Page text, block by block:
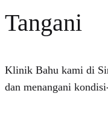
Tangani
Klinik Bahu kami di
dan menangani